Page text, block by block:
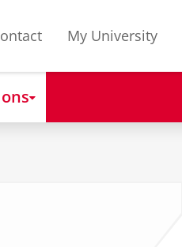
My University